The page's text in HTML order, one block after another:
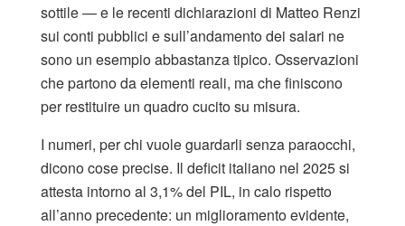
sottile — e le recenti dichiarazioni di Matteo Renzi
sui conti pubblici e sull’andamento dei salari ne
sono un esempio abbastanza tipico. Osservazioni
che partono da elementi reali, ma che finiscono
per restituire un quadro cucito su misura.
I numeri, per chi vuole guardarli senza paraocchi,
dicono cose precise. Il deficit italiano nel 2025 si
attesta intorno al 3,1% del PIL, in calo rispetto
all’anno precedente: un miglioramento evidente,